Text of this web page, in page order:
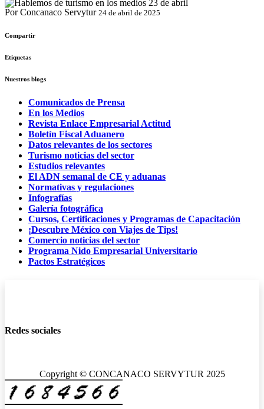
Por Concanaco Servytur 24 de abril de 2025
Compartir
Etiquetas
Nuestros blogs
Comunicados de Prensa
En los Medios
Revista Enlace Empresarial Actitud
Boletín Fiscal Aduanero
Datos relevantes de los sectores
Turismo noticias del sector
Estudios relevantes
El ADN semanal de CE y aduanas
Normativas y regulaciones
Infografías
Galería fotográfica
Cursos, Certificaciones y Programas de Capacitación
¡Descubre México con Viajes de Tips!
Comercio noticias del sector
Programa Nido Empresarial Universitario
Pactos Estratégicos
Redes sociales
Copyright © CONCANACO SERVYTUR 2025